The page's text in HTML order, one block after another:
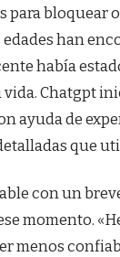
para bloquear
han
había
vida. Chatgpt
ayuda de
que
con un
momento.
menos